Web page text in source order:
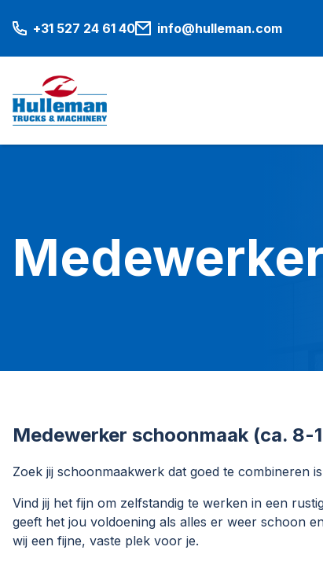
+31 527 24 61 40 info@hulleman.com
Medewerker schoonmaak (ca. 8-
Zoek jij schoonmaakwerk dat goed te combineren
Vind jij het fijn om zelfstandig te werken in een
geeft het jou voldoening als alles er weer schoon
wij een fijne, vaste plek voor je.